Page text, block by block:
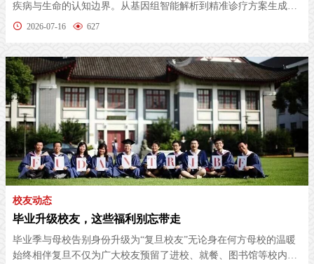
疾病与生命的认知边界。从基因组智能解析到精准诊疗方案生成，
从分子设...
2026-07-16 627
校友动态
毕业升级校友，这些福利别忘带走
毕业季与母校告别身份升级为“复旦校友”无论身在何方母校的温暖
始终相伴复旦不仅为广大校友预留了进校、就餐、图书馆等校内权